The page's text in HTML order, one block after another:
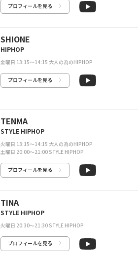
プロフィールを見る
SHIONE
HIPHOP
金曜日 13:15〜14:15 大人の為のHIPHOP
プロフィールを見る
TENMA
STYLE HIPHOP
火曜日 13:15～14:15 大人の為のHIPHOP
土曜日 20:00〜21:00 STYLE HIPHOP
プロフィールを見る
TINA
STYLE HIPHOP
火曜日 20:30〜21:30 STYLE HIPHOP
プロフィールを見る